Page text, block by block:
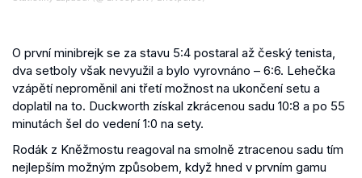
O první minibrejk se za stavu 5:4 postaral až český tenista,
dva setboly však nevyužil a bylo vyrovnáno – 6:6. Lehečka
vzápětí neproměnil ani třetí možnost na ukončení setu a
doplatil na to. Duckworth získal zkrácenou sadu 10:8 a po 55
minutách šel do vedení 1:0 na sety.
Rodák z Kněžmostu reagoval na smolně ztracenou sadu tím
nejlepším možným způsobem, když hned v prvním gamu